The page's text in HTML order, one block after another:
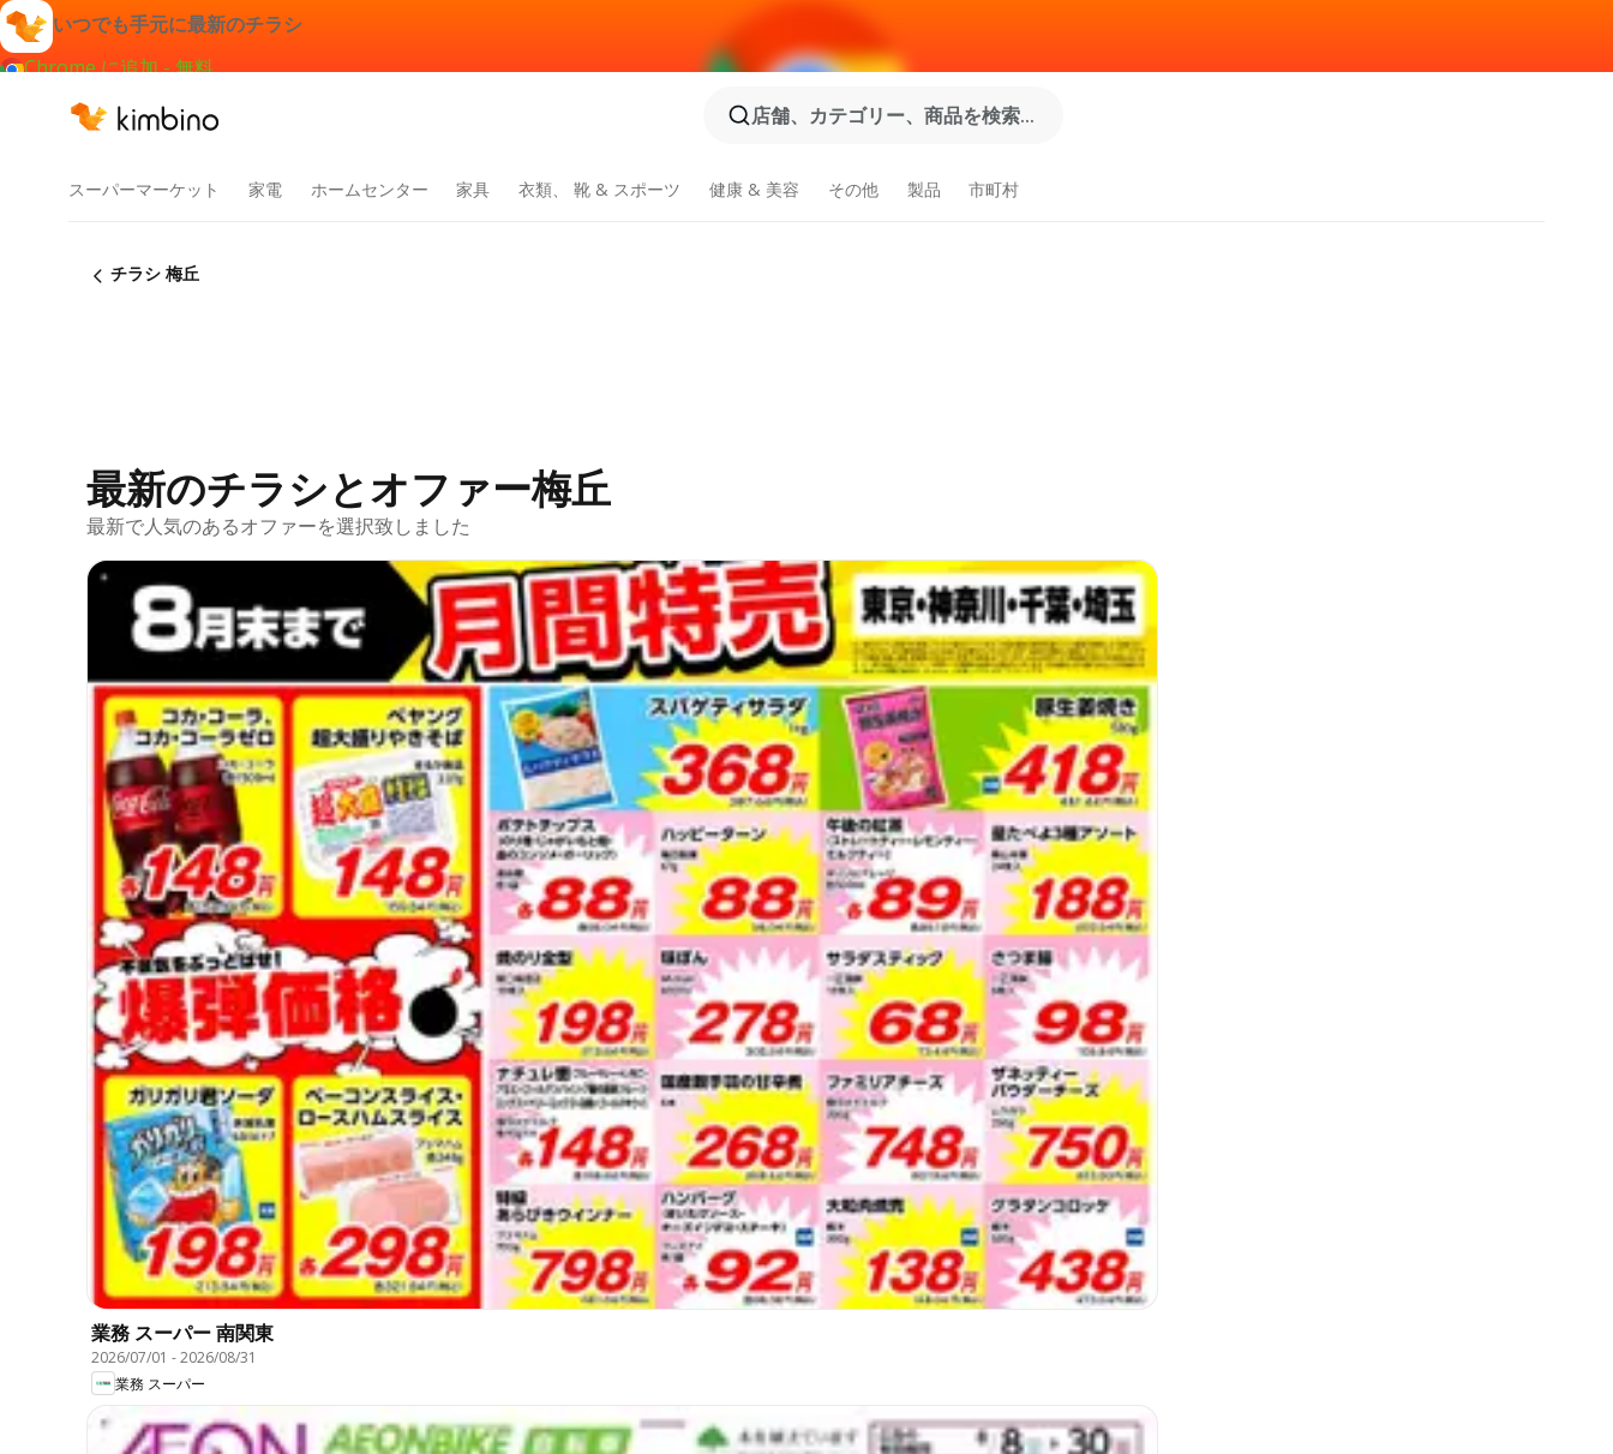
いつでも手元に最新のチラシ
Chrome に追加 - 無料
店舗、カテゴリー、商品を検索...
スーパーマーケット 家電 ホームセンター 家具 衣類、 靴 & スポーツ 健康 & 美容 その他 製品 市町村
チラシ 梅丘
最新のチラシとオファー梅丘
最新で人気のあるオファーを選択致しました
業務 スーパー 南関東
2026/07/01 -2026/08/31
業務 スーパー